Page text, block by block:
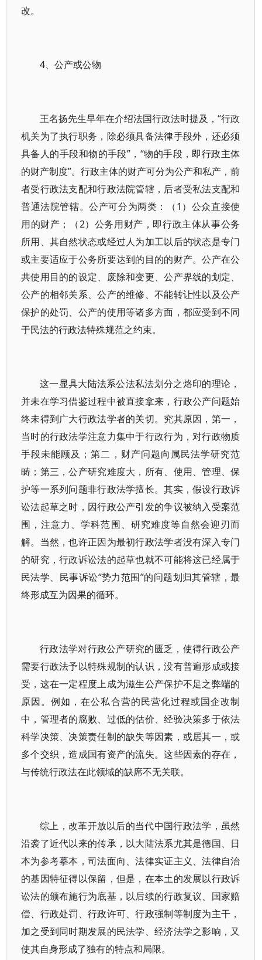
改。
4、公产或公物
王名扬先生早年在介绍法国行政法时提及，“行政
机关为了执行职务，除必须具备法律手段外，还必须
具备人的手段和物的手段”，“物的手段，即行政主体
的财产制度”。行政主体的财产可分为公产和私产，前
者受行政法支配和行政法院管辖，后者受私法支配和
普通法院管辖。公产可分为两类：（1）公众直接使
用的财产；（2）公务用财产，即行政主体从事公务
所用、其自然状态或经过人为加工以后的状态是专门
或主要适应于公务所要达到的目的的财产。公产在公
共使用目的的设定、废除和变更、公产界线的划定、
公产的相邻关系、公产的维修、不能转让性以及公产
保护的处罚、公产的使用等诸多方面，都应受到不同
于民法的行政法特殊规范之约束。
这一显具大陆法系公法私法划分之烙印的理论，
并未在学习借鉴过程中被直接拿来，行政公产问题始
终未得到广大行政法学者的关切。究其原因，第一，
当时的行政法学注意力集中于行政行为，对行政物质
手段未能顾及；第二，财产问题向属民法学研究范
畴；第三，公产研究难度大，所有、使用、管理、保
护等一系列问题非行政法学擅长。其实，假设行政诉
讼法起草之时，因行政公产引发的争议被纳入受案范
围，注意力、学科范围、研究难度等自然会迎刃而
解。当然，也许正因为最初行政法学者没有深入专门
的研究，行政诉讼法的起草也就不可能将这已经属于
民法学、民事诉讼“势力范围”的问题划归其管辖，最
终形成互为因果的循环。
行政法学对行政公产研究的匮乏，使得行政公产
需要行政法予以特殊规制的认识，没有普遍形成或接
受，这在一定程度上成为滋生公产保护不足之弊端的
原因。例如，在公私合营的民营化过程或国企改制
中，管理者的腐败、过低的估价、经验决策多于依法
科学决策、决策责任制的缺失等因素，或居其一，或
多个交织，造成国有资产的流失。这些因素的存在，
与传统行政法在此领域的缺席不无关联。
综上，改革开放以后的当代中国行政法学，虽然
沿袭了近代以来的传承，以大陆法系尤其是德国、日
本为参考摹本，司法面向、法律实证主义、法律自治
的基因特征得以保留，但是，在本土的发展以行政诉
讼法的颁布施行为底基，以后续的行政复议、国家赔
偿、行政处罚、行政许可、行政强制等制度为主干，
加之受到同时期发展的民法学、经济法学之影响，又
使其自身形成了独有的特点和局限。